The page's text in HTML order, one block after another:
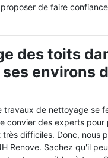
de faire
des toits
environs
travaux de nettoyage se
convier des experts pour
difficiles. Donc, nous
Renove. Sachez qu'il